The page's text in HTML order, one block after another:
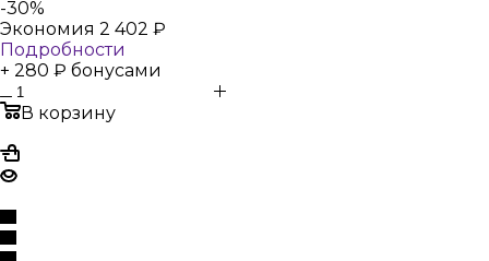
-30%
Экономия 2 402 ₽
Подробности
+ 280 ₽ бонусами
В корзину